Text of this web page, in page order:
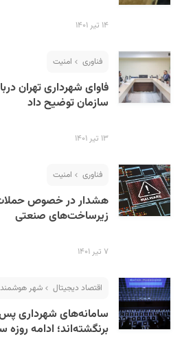
۱۴ تیر ۱۴۰۱
فناوری امنیت
فاوای شهرداری تهران
سازمان توضیح داد
۱۳ تیر ۱۴۰۱
فناوری امنیت
هشدار در خصوص حملات
زیرساخت‌های صنعتی
۷ تیر ۱۴۰۱
اقتصاد دیجیتال شهر هوشمند
برنگشته‌اند؛ ادامه